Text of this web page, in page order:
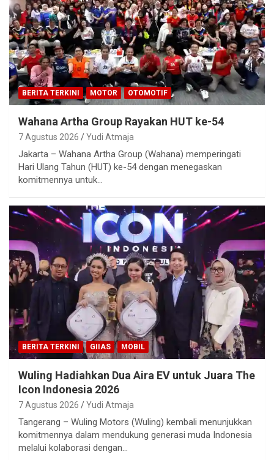
BERITA TERKINI MOTOR OTOMOTIF
Wahana Artha Group Rayakan HUT ke-54
7 Agustus 2026 Yudi Atmaja
Jakarta – Wahana Artha Group (Wahana) memperingati
Hari Ulang Tahun (HUT) ke-54 dengan menegaskan
komitmennya untuk…
BERITA TERKINI GIIAS MOBIL
Wuling Hadiahkan Dua Aira EV untuk Juara The
Icon Indonesia 2026
7 Agustus 2026 Yudi Atmaja
Tangerang – Wuling Motors (Wuling) kembali menunjukkan
komitmennya dalam mendukung generasi muda Indonesia
melalui kolaborasi dengan…